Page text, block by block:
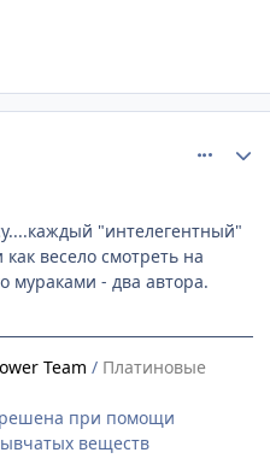
"интелегентный"
весело смотреть на
мураками - два автора.
Team / Платиновые
при помощи
веществ